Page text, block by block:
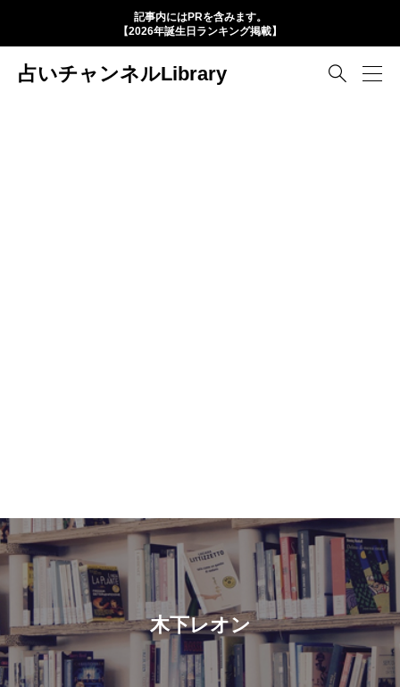
記事内にはPRを含みます。
【2026年誕生日ランキング掲載】
占いチャンネルLibrary 
木下レオン
占い師
占い師